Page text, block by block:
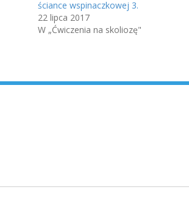
ściance wspinaczkowej 3.
22 lipca 2017
W „Ćwiczenia na skoliozę"